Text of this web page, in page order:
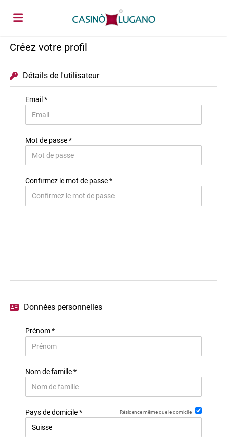
Accueil
Emplois
Déposez
votre
CV
Connexion
Langue
DE
ES
Créez votre profil
Détails de l'utilisateur
Email *
Mot de passe *
Confirmez le mot de passe *
Données personnelles
Prénom *
Nom de famille *
Pays de domicile * Résidence même que le domicile